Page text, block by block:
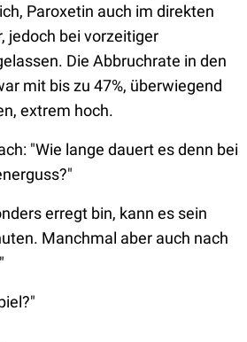
Paroxetin auch im direkten
jedoch bei vorzeitiger
Die Abbruchrate in den
mit bis zu 47%, überwiegend
extrem hoch.
"Wie lange dauert es denn bei
erregt bin, kann es sein
Manchmal aber auch nach